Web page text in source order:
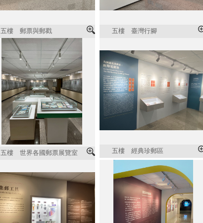
五樓 郵票與郵戳 五樓 臺灣行腳
五樓 世界各國郵票展覽室 五樓 經典珍郵區